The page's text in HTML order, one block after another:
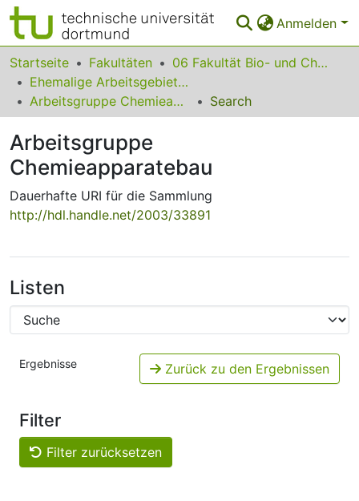
Anmelden
Bereiche & Sammlungen
Das gesamte Repositorium
FAQ
Leitlinien
Zurück zur Startseite
Startseite Fakultäten
06 Fakultät Bio- und Chemieingenieurwesen
Ehemalige Arbeitsgebiete und Lehrstühle
Arbeitsgruppe Chemieapparatebau
Search
Arbeitsgruppe
Chemieapparatebau
Dauerhafte URI für die Sammlung
http://hdl.handle.net/2003/33891
Listen
Ergebnisse Zurück zu den Ergebnissen
Filter
Filter zurücksetzen